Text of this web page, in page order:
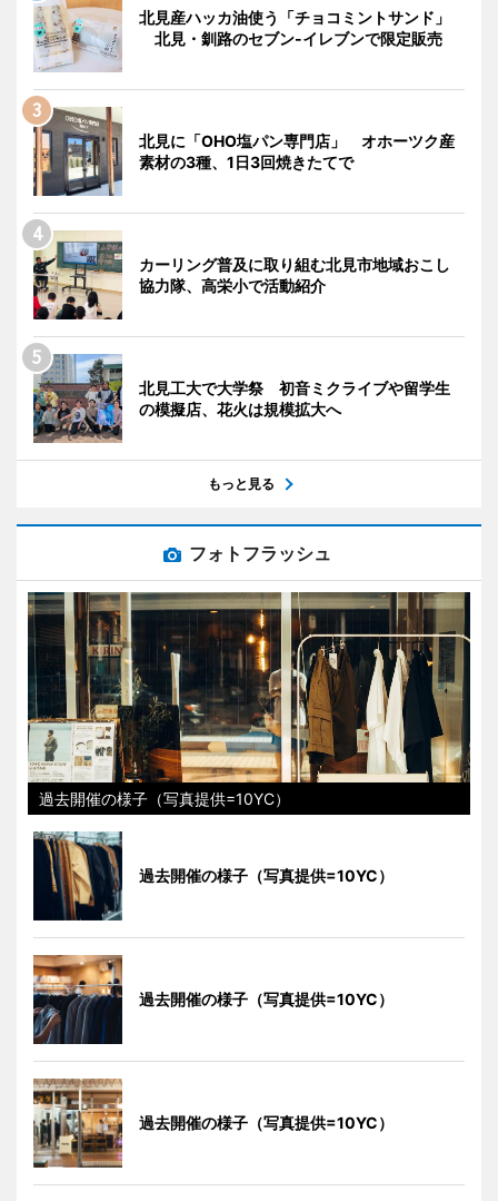
北見産ハッカ油使う「チョコミントサンド」
北見・釧路のセブン-イレブンで限定販売
北見に「OHO塩パン専門店」 オホーツク産
素材の3種、1日3回焼きたてで
カーリング普及に取り組む北見市地域おこし
協力隊、高栄小で活動紹介
北見工大で大学祭 初音ミクライブや留学生
の模擬店、花火は規模拡大へ
もっと見る
フォトフラッシュ
過去開催の様子（写真提供=10YC）
過去開催の様子（写真提供=10YC）
過去開催の様子（写真提供=10YC）
過去開催の様子（写真提供=10YC）